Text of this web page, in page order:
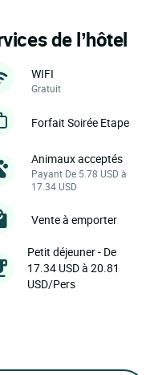
de l’hôtel
WIFI
Gratuit
Forfait Soirée Etape
Animaux acceptés
Payant De 5.78 USD à
17.34 USD
Vente à emporter
Petit déjeuner - De
17.34 USD à 20.81
USD/Pers